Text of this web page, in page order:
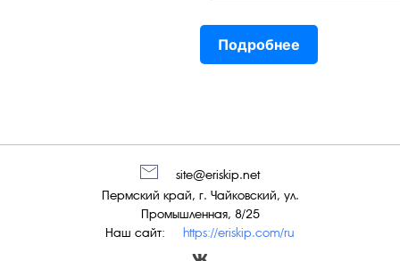
Подробнее
Наш сайт: https://eriskip.com/ru
Пермский край, г. Чайковский, ул.
Промышленная, 8/25
site@eriskip.net